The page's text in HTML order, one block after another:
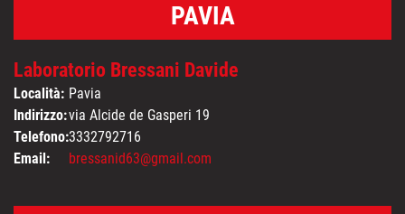
PAVIA
Laboratorio Bressani Davide
Località: Pavia
Indirizzo:via Alcide de Gasperi 19
Telefono:3332792716
Email:
bressanid63@gmail.com